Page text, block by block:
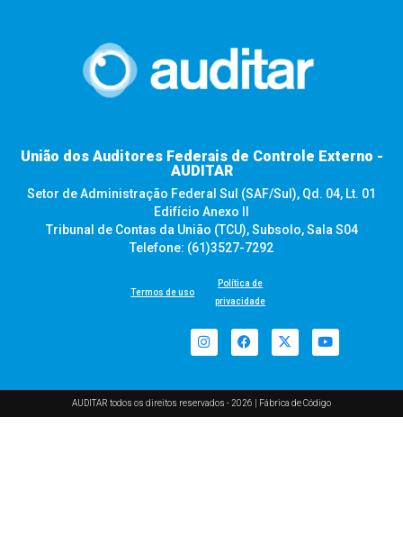
União dos Auditores Federais de Controle Externo -
AUDITAR
Setor de Administração Federal Sul (SAF/Sul), Qd. 04, Lt. 01
Edifício Anexo II
Tribunal de Contas da União (TCU), Subsolo, Sala S04
Telefone: (61)3527-7292
Termos de uso
Política de
privacidade
AUDITAR todos os direitos reservados - 2026 | Fábrica de Código